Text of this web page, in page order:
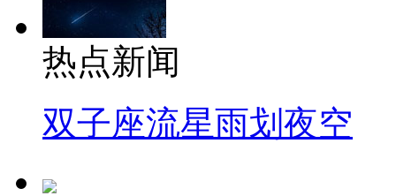
热点新闻
双子座流星雨划夜空